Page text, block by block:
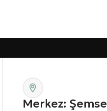
Merkez: